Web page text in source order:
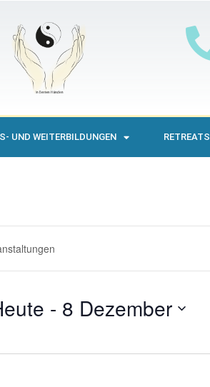
UND WEITERBILDUNGEN RETREATS
- 8 Dezember